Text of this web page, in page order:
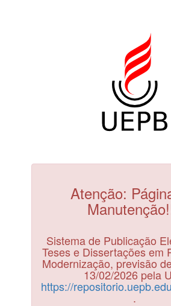
Atenção:
Sistema de Publicação
Teses e Dissertações em
Modernização, previsão
13/02/2026 pela
https://
.